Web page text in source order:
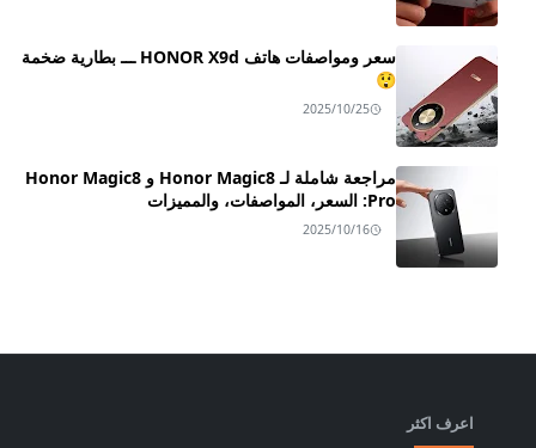
سعر ومواصفات هاتف HONOR X9d ـــ بطارية ضخمة
😲
2025/10/25
مراجعة شاملة لـ Honor Magic8 و Honor Magic8
Pro: السعر، المواصفات، والمميزات
2025/10/16
اعرف اكثر